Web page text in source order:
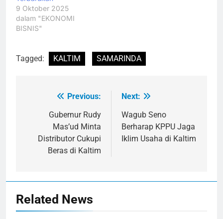
9 Oktober 2025
dalam "EKONOMI
BISNIS"
Tagged: KALTIM SAMARINDA
NavigasiPrevious:
Gubernur Rudy
Mas’ud Minta
Distributor Cukupi
Beras di Kaltim
Next:
Wagub Seno
Berharap KPPU Jaga
Iklim Usaha di Kaltim
Related News